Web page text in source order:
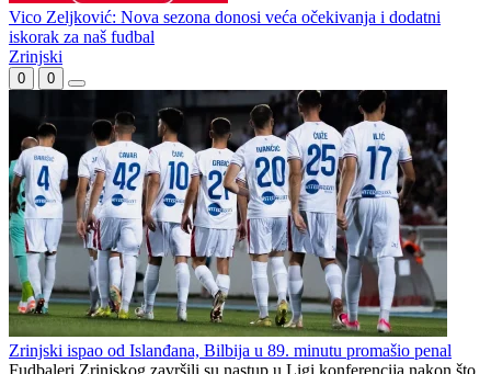
Ćorić uoči starta WWin lige: Mislim da je lošija nego prošle sezone
Mandiću kriv Vico i Borac za oštećenje travnjaka na Koševu
Vico Zeljković: Nova sezona donosi veća očekivanja i dodatni
iskorak za naš fudbal
Zrinjski